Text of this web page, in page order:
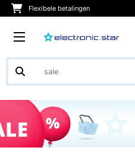
Flexibele betalingen